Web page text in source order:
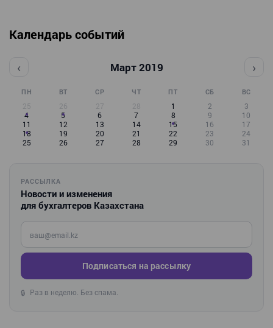
Календарь событий
‹ Март 2019 ›
ПН ВТ СР ЧТ ПТ СБ ВС
25 26 27 28 1 2
3
4
5 6 7 8 9
10
11
12 13 14 15 16
17
18
19 20 21 22 23
24
25
26 27 28 29 30 31
РАССЫЛКА
Новости и изменения
для бухгалтеров Казахстана
Введите ваш e-mail
Подписаться на рассылку
🔒 Раз в неделю. Без спама.